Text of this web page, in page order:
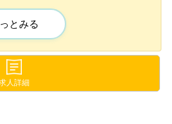
していますよ◎
多数🙌
！
とみる
人詳細